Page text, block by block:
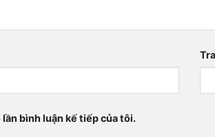
bình luận kế tiếp của tôi.